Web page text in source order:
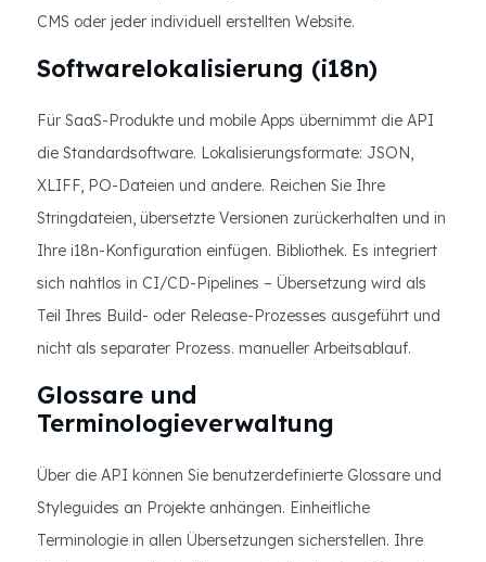
CMS oder jeder individuell erstellten Website.
Softwarelokalisierung (i18n)
Für SaaS-Produkte und mobile Apps übernimmt die API
die Standardsoftware. Lokalisierungsformate: JSON,
XLIFF, PO-Dateien und andere. Reichen Sie Ihre
Stringdateien, übersetzte Versionen zurückerhalten und in
Ihre i18n-Konfiguration einfügen. Bibliothek. Es integriert
sich nahtlos in CI/CD-Pipelines – Übersetzung wird als
Teil Ihres Build- oder Release-Prozesses ausgeführt und
nicht als separater Prozess. manueller Arbeitsablauf.
Glossare und
Terminologieverwaltung
Über die API können Sie benutzerdefinierte Glossare und
Styleguides an Projekte anhängen. Einheitliche
Terminologie in allen Übersetzungen sicherstellen. Ihre